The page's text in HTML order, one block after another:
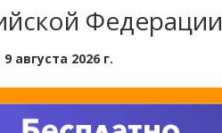
Федерации
2026 г.